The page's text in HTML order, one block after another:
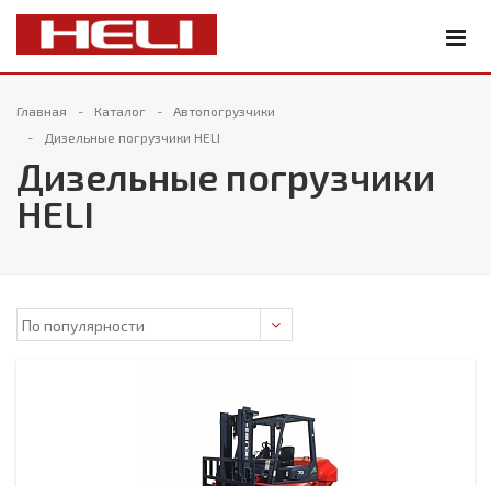
Главная Каталог
Автопогрузчики
Дизельные погрузчики HELI
Дизельные погрузчики
HELI